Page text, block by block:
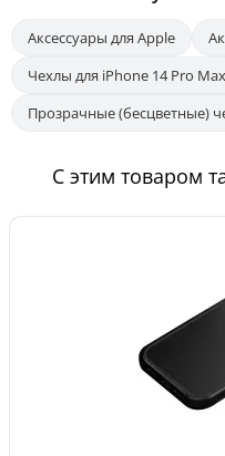
Аксессуары для Apple
Чехлы для iPhone 14 Pro Max
Прозрачные (бесцветные)
С этим товаром